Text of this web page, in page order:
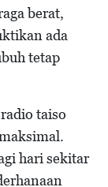
berat,
ada
tetap
taiso
hari sekitar